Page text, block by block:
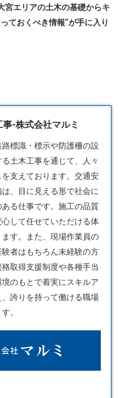
宮エリアの土木の基礎からキ
ておくべき情報”が手に入り
-株式会社マルミ
標識・標示や防護柵の設
土木工事を通じて、人々
支えております。交通安
、目に見える形で社会に
る仕事です。施工の品質
して任せていただける体
す。また、現場作業員の
者はもちろん未経験の方
取得支援制度や各種手当
のもとで着実にスキルア
誇りを持って働ける職場
。